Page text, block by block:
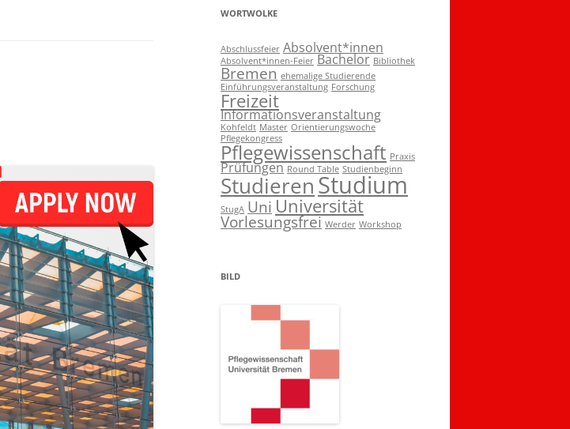
WORTWOLKE
Abschlussfeier Absolvent*innen
Absolvent*innen-Feier Bachelor Bibliothek
Bremen ehemalige Studierende
Einführungsveranstaltung Forschung
Freizeit
Informationsveranstaltung
Kohfeldt Master Orientierungswoche
Pflegekongress
Pflegewissenschaft Praxis
Prüfungen Round Table Studienbeginn
StudierenStudium
StugA Uni Universität
Vorlesungsfrei Werder Workshop
BILD